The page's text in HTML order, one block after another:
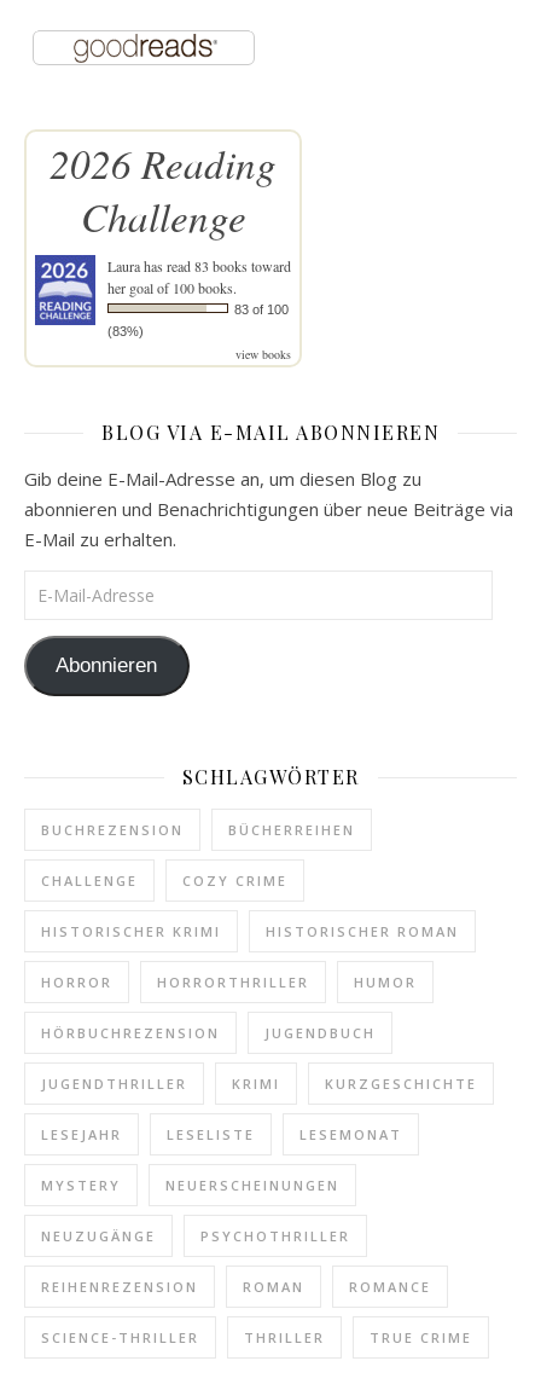
2026 Reading
Challenge
Laurahas read 83 books toward
her goal of 100 books.
83 of 100
(83%)
view books
BLOG VIA E-MAIL ABONNIEREN
Gib deine E-Mail-Adresse an, um diesen Blog zu
abonnieren und Benachrichtigungen über neue Beiträge via
E-Mail zu erhalten.
E-Mail-Adresse
Abonnieren
SCHLAGWÖRTER
BUCHREZENSION BÜCHERREIHEN
CHALLENGE COZY CRIME
HISTORISCHER KRIMI HISTORISCHER ROMAN
HORROR HORRORTHRILLER HUMOR
HÖRBUCHREZENSION JUGENDBUCH
JUGENDTHRILLER KRIMI KURZGESCHICHTE
LESEJAHR LESELISTE LESEMONAT
MYSTERY NEUERSCHEINUNGEN
NEUZUGÄNGE PSYCHOTHRILLER
REIHENREZENSION ROMAN ROMANCE
SCIENCE-THRILLER THRILLER TRUE CRIME